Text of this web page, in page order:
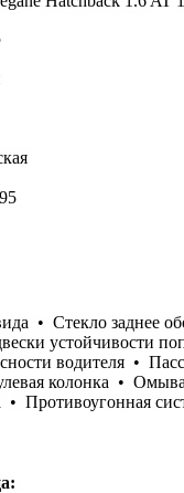
• Стекло заднее
устойчивости
водителя •
колонка •
Противоугонная